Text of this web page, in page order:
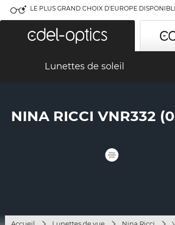
LE PLUS GRAND CHOIX D'EUROPE
Lunettes de soleil
NINA RICCI VNR332